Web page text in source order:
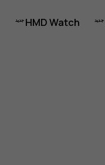
HMD Watch